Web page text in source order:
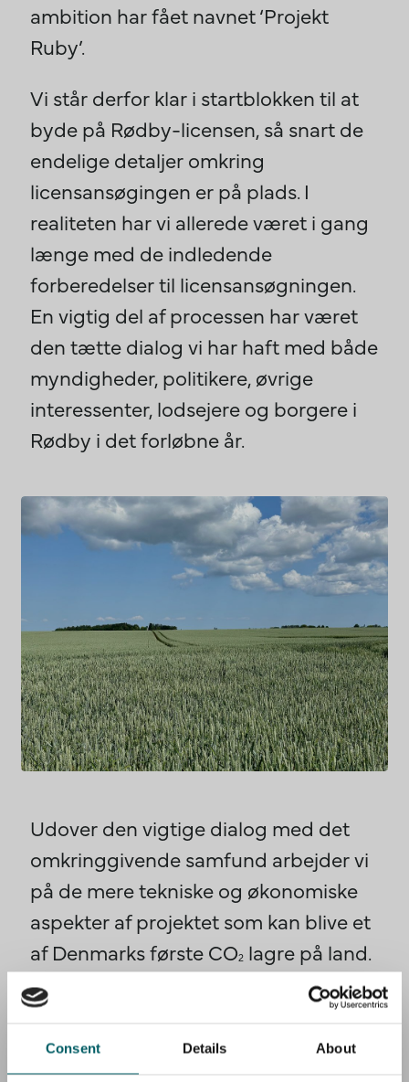
Consent Details About
ambition har fået navnet ‘Projekt
Ruby’.
Vi står derfor klar i startblokken til at
byde på Rødby-licensen, så snart de
endelige detaljer omkring
licensansøgingen er på plads. I
realiteten har vi allerede været i gang
længe med de indledende
forberedelser til licensansøgningen.
En vigtig del af processen har været
den tætte dialog vi har haft med både
myndigheder, politikere, øvrige
interessenter, lodsejere og borgere i
Rødby i det forløbne år.
Udover den vigtige dialog med det
omkringgivende samfund arbejder vi
på de mere tekniske og økonomiske
aspekter af projektet som kan blive et
af Denmarks første CO2 lagre på land.
Som en del af planlægningen kigger
vi både på design af anlægsfaciliteter,
geologisk arbejde og analyse,
undersøgelse og beregning af